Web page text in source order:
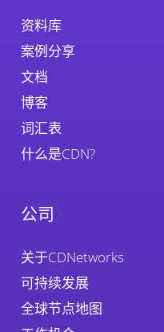
资料库
案例分享
文档
博客
词汇表
什么是CDN?
公司
关于CDNetworks
可持续发展
全球节点地图